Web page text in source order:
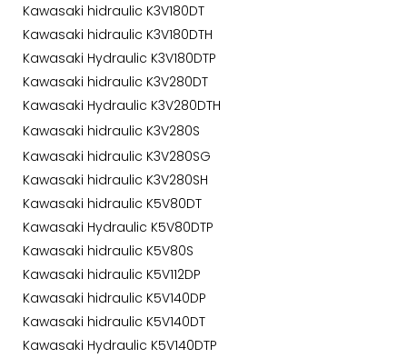
Kawasaki hidraulic K3V180DT
Kawasaki hidraulic K3V180DTH
Kawasaki Hydraulic K3V180DTP
Kawasaki hidraulic K3V280DT
Kawasaki Hydraulic K3V280DTH
Kawasaki hidraulic K3V280S
Kawasaki hidraulic K3V280SG
Kawasaki hidraulic K3V280SH
Kawasaki hidraulic K5V80DT
Kawasaki Hydraulic K5V80DTP
Kawasaki hidraulic K5V80S
Kawasaki hidraulic K5V112DP
Kawasaki hidraulic K5V140DP
Kawasaki hidraulic K5V140DT
Kawasaki Hydraulic K5V140DTP